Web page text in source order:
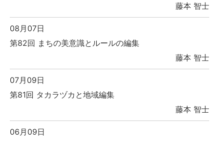
藤本 智士
08月07日
第82回 まちの美意識とルールの編集
藤本 智士
07月09日
第81回 タカラヅカと地域編集
藤本 智士
06月09日